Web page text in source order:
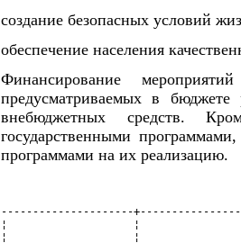
создание безопасных условий
обеспечение населения
Финансирование
предусматриваемых в
внебюджетных средств.
государственными
программами на их реализацию.
---------------------+------------------+-----------+-----------------------+-----------------+--------------
¦                    ¦                  ¦           ¦    Финансирование     ¦                 ¦             ¦
¦                    ¦                  ¦           ¦      (млн. руб.)      ¦                 ¦             ¦
¦                    ¦                  ¦           +-----+-----------------+                 ¦             ¦
¦    Наименование    ¦                  ¦   Срок    ¦     ¦   в том числе   ¦    Ожидаемый    ¦             ¦
¦    мероприятий     ¦   Исполнители    ¦исполнения,¦     ¦                 ¦    результат    ¦ Примечание  ¦
¦                    ¦                  ¦   годы    ¦всего+---------+-------+                 ¦             ¦
¦                    ¦                  ¦           ¦     ¦республи-¦местные¦                 ¦             ¦
¦                    ¦                  ¦           ¦     ¦ канский ¦бюджеты¦                 ¦             ¦
¦                    ¦                  ¦           ¦     ¦ бюджет  ¦       ¦                 ¦             ¦
+--------------------+------------------+-----------+-----+---------+-------+-----------------+-------------+
¦1. Продолжение      ¦УЗ "Смолевичская  ¦2007 - 2010¦  -  ¦    -    ¦   -   ¦Снижение         ¦В пределах   ¦
¦реализации          ¦ЦРБ", отдел       ¦           ¦     ¦         ¦       ¦распространения  ¦выделенных   ¦
¦Государственной     ¦внутренних дел    ¦           ¦     ¦         ¦       ¦пьянства и       ¦ассигнований ¦
¦программы           ¦райисполкома,     ¦           ¦     ¦         ¦       ¦алкоголизма среди¦             ¦
¦национальных        ¦отдел культуры    ¦           ¦     ¦         ¦       ¦населения района ¦             ¦
¦действий по         ¦райисполкома,     ¦           ¦     ¦         ¦       ¦на 2 процента    ¦             ¦
¦предупреждению и    ¦отдел образования ¦           ¦     ¦         ¦       ¦                 ¦             ¦
¦преодолению пьянства¦райисполкома, ГУ  ¦           ¦     ¦         ¦       ¦                 ¦             ¦
¦и алкоголизма на    ¦"СТЦСОН", отдел   ¦           ¦     ¦         ¦       ¦                 ¦             ¦
¦2006 - 2010 гг.     ¦идеологической    ¦           ¦     ¦         ¦       ¦                 ¦             ¦
¦                    ¦работы            ¦           ¦     ¦         ¦       ¦                 ¦             ¦
¦                    ¦райисполкома,     ¦           ¦     ¦         ¦       ¦                 ¦             ¦
¦                    ¦отдел по делам    ¦           ¦     ¦         ¦       ¦                 ¦             ¦
¦                    ¦молодежи          ¦           ¦     ¦         ¦       ¦                 ¦             ¦
¦                    ¦райисполкома, РК  ¦           ¦     ¦         ¦       ¦                 ¦             ¦
¦                    ¦ОО "БРСМ",        ¦           ¦     ¦         ¦       ¦                 ¦             ¦
¦                    ¦редакция газеты   ¦           ¦     ¦         ¦       ¦                 ¦             ¦
¦                    ¦"Край смалявiцкi" ¦           ¦     ¦         ¦       ¦                 ¦             ¦
¦                    ¦и программа       ¦           ¦     ¦         ¦       ¦                 ¦             ¦
¦                    ¦радиовещания      ¦           ¦     ¦         ¦       ¦                 ¦